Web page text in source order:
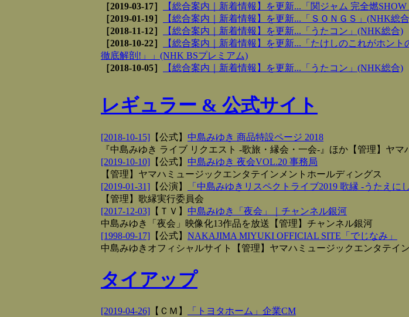
［2019-03-17］
【総合案内｜新着情報】を更新...「関ジャム 完全燃
［2019-01-19］
【総合案内｜新着情報】を更新...「ＳＯＮＧＳ」(NHK総
［2018-11-12］
【総合案内｜新着情報】を更新...「うたコン」(NHK総合)
［2018-10-22］
【総合案内｜新着情報】を更新...「たけしのこれがホン
徹底解剖!」」(NHK BSプレミアム)
［2018-10-05］
【総合案内｜新着情報】を更新...「うたコン」(NHK総合)
レギュラー & 公式サイト
[2018-10-15] 【公式】 中島みゆき 商品特設ページ 2018
『中島みゆき ライブ リクエスト ‐歌旅・縁会・一会‐』ほか【管理】ヤ
[2019-10-10] 【公式】 中島みゆき 夜会VOL.20 事務局
【管理】ヤマハミュージックエンタテインメントホールディングス
[2019-01-31] 【公演】
「中島みゆきリスペクトライブ2019 歌縁 -うたえにし
【管理】歌縁実行委員会
[2017-12-03] 【 ＴＶ 】 中島みゆき「夜会」｜チャンネル銀河
中島みゆき「夜会」映像化13作品を放送【管理】チャンネル銀河
[1998-09-17] 【公式】 NAKAJIMA MIYUKI OFFICIAL SITE「でじなみ」
中島みゆきオフィシャルサイト【管理】ヤマハミュージックエンタテイ
タイアップ
[2019-04-26] 【 ＣＭ 】
「トヨタホーム」企業CM